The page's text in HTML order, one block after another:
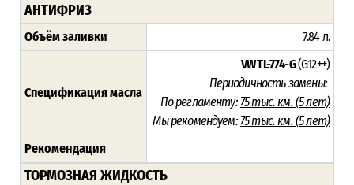
АНТИФРИЗ
Объём заливки 7.84 л.
Спецификация масла
VW TL-774-G(G12++)
Периодичность замены:
По регламенту:75 тыс. км. (5 лет)
Мы рекомендуем:75 тыс. км. (5 лет)
Рекомендация
ТОРМОЗНАЯ ЖИДКОСТЬ